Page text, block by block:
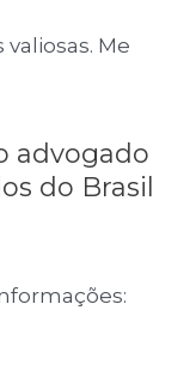
Me
advogado
do Brasil